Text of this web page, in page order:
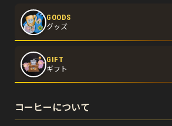
GOODS
グッズ
GIFT
ギフト
コーヒーについて